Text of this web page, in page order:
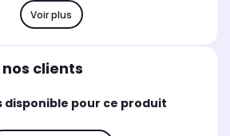
Voir plus
clients
disponible pour ce produit